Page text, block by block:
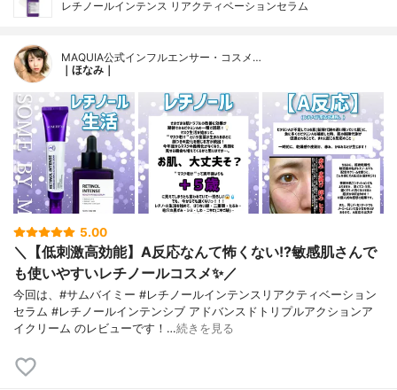
レチノールインテンス リアクティベーションセラム
MAQUIA公式インフルエンサー・コスメ…
｜ほなみ｜
5.00
＼【低刺激高効能】A反応なんて怖くない!?敏感肌さんで
も使いやすいレチノールコスメ✨／
今回は、#サムバイミー #レチノールインテンスリアクティベーション
セラム #レチノールインテンシブ アドバンスドトリプルアクションア
イクリーム のレビューです！…続きを見る